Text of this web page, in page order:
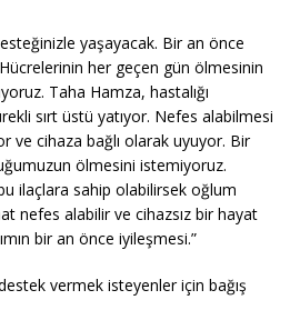
k
yaşayacak. Bir an önce
her geçen gün ölmesinin
Taha Hamza, hastalığı
sırt üstü yatıyor. Nefes alabilmesi
ve cihaza bağlı olarak uyuyor. Bir
ölmesini istemiyoruz.
ilaçlara sahip olabilirsek oğlum
nefes alabilir ve cihazsız bir hayat
bir an önce iyileşmesi.”
vermek isteyenler için bağış